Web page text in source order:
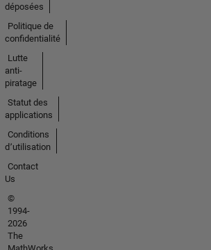
déposées
Politique de
confidentialité
Lutte
anti-
piratage
Statut des
applications
Conditions
d՚utilisation
Contact
Us
©
1994-
2026
The
MathWorks,